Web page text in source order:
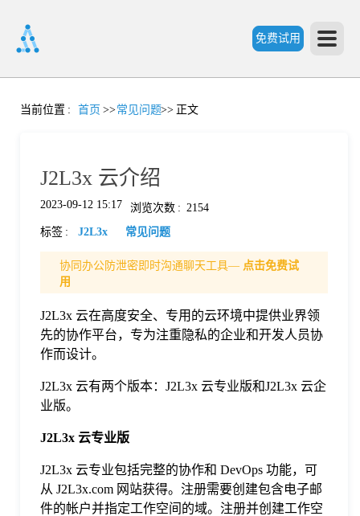
免费试用
首
价
格
常
当前位置 : 首页 >>常见问题>> 正文
J2L3x 云介绍
2023-09-12 15:17 浏览次数 : 2154
标签 : J2L3x 常见问题
协同办公防泄密即时沟通聊天工具— 点击免费试
用
J2L3x 云在高度安全、专用的云环境中提供业界领
先的协作平台，专为注重隐私的企业和开发人员协
作而设计。
J2L3x 云有两个版本：J2L3x 云专业版和J2L3x 云企
业版。
J2L3x 云专业版
J2L3x 云专业包括完整的协作和 DevOps 功能，可
从 J2L3x.com 网站获得。注册需要创建包含电子邮
件的帐户并指定工作空间的域。注册并创建工作空